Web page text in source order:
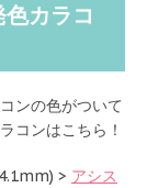
カラコ
コンの色がついて
コンはこちら！
> アシス